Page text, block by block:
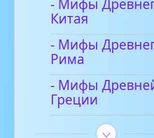
- Мифы
Китая
- Мифы
Рима
- Мифы
Греции